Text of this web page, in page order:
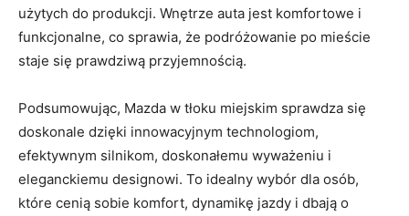
⁣użytych⁣ do ⁢produkcji.‌ Wnętrze auta ‌jest komfortowe i
funkcjonalne, co ​sprawia, że podróżowanie po mieście
staje⁤ się prawdziwą przyjemnością.
Podsumowując, ‍Mazda w tłoku miejskim sprawdza się
‌doskonale dzięki innowacyjnym ‍technologiom,
efektywnym‌ silnikom, doskonałemu wyważeniu i
eleganckiemu designowi. To ⁣idealny wybór dla osób,
które cenią sobie komfort, ​dynamikę jazdy i⁣ dbają o